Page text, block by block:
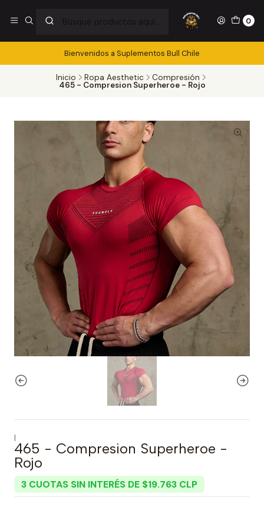
0
Bienvenidos a Suplementos Bull Chile
Inicio Ropa Aesthetic Compresión
465 - Compresion Superheroe - Rojo
|
465 - Compresion Superheroe -
Rojo
3 CUOTAS SIN INTERÉS DE $19.763 CLP